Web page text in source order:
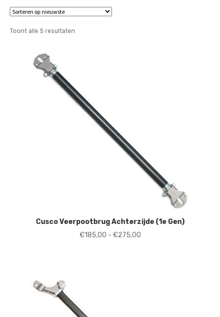
Toont alle 5 resultatenGesorteerd
Cusco Veerpootbrug Achterzijde (1e Gen)
€185,00 - €275,00Prijsklasse: